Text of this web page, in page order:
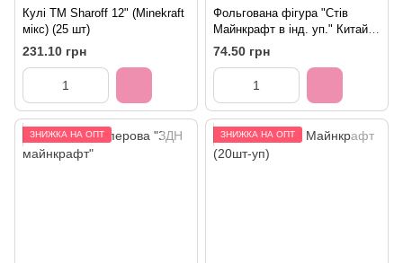
Кулі ТМ Sharoff 12" (Minekraft
мікс) (25 шт)
231.10 грн
Фольгована фігура "Стів
Майнкрафт в інд. уп." Китай
20100
74.50 грн
ЗНИЖКА НА ОПТ ЗНИЖКА НА ОПТ